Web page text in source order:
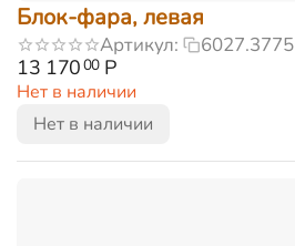
Блок-фара, левая
Артикул: 6027.3775
13 17000 Р
Нет в наличии
Нет в наличии